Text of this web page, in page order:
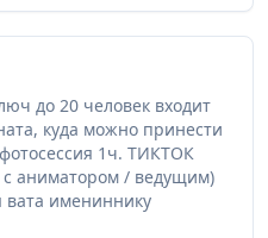
до 20 человек входит
куда можно принести
1ч. ТИКТОК
аниматором / ведущим)
вата имениннику